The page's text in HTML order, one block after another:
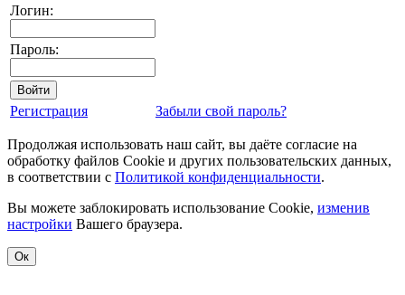
Логин:
Пароль:
Регистрация Забыли свой пароль?
Продолжая использовать наш сайт, вы даёте согласие на
обработку файлов Cookie и других пользовательских данных,
в соответствии с Политикой конфиденциальности.
Вы можете заблокировать использование Cookie, изменив
настройки Вашего браузера.
Ок